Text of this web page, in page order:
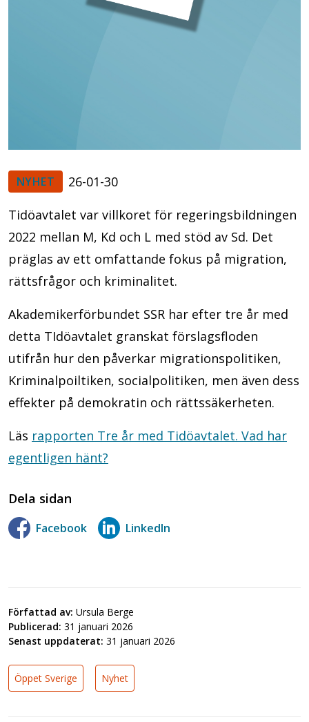
NYHET
26-01-30
Tidöavtalet var villkoret för regeringsbildningen
2022 mellan M, Kd och L med stöd av Sd. Det
präglas av ett omfattande fokus på migration,
rättsfrågor och kriminalitet.
Akademikerförbundet SSR har efter tre år med
detta TIdöavtalet granskat förslagsfloden
utifrån hur den påverkar migrationspolitiken,
Kriminalpoiltiken, socialpolitiken, men även dess
effekter på demokratin och rättssäkerheten.
Läs rapporten Tre år med Tidöavtalet. Vad har
egentligen hänt?
Dela sidan
Facebook LinkedIn
Författad av: Ursula Berge
Publicerad: 31 januari 2026
Senast uppdaterat: 31 januari 2026
Öppet Sverige Nyhet